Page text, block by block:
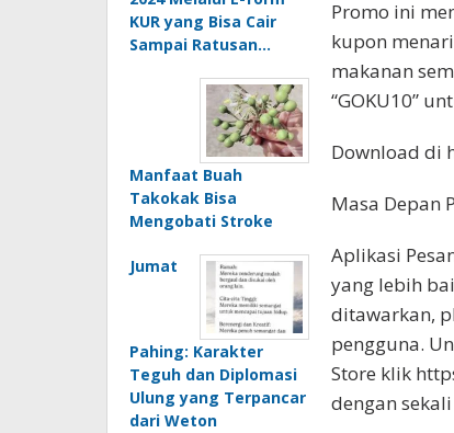
KUR yang Bisa Cair
Sampai Ratusan…
Manfaat Buah
Takokak Bisa
Mengobati Stroke
Jumat
Pahing: Karakter
Teguh dan Diplomasi
Ulung yang Terpancar
dari Weton
Promo ini
kupon
makanan
“GOKU10”
Download di
Masa Depan
Aplikasi
yang lebih
ditawarkan,
pengguna.
Store klik
dengan